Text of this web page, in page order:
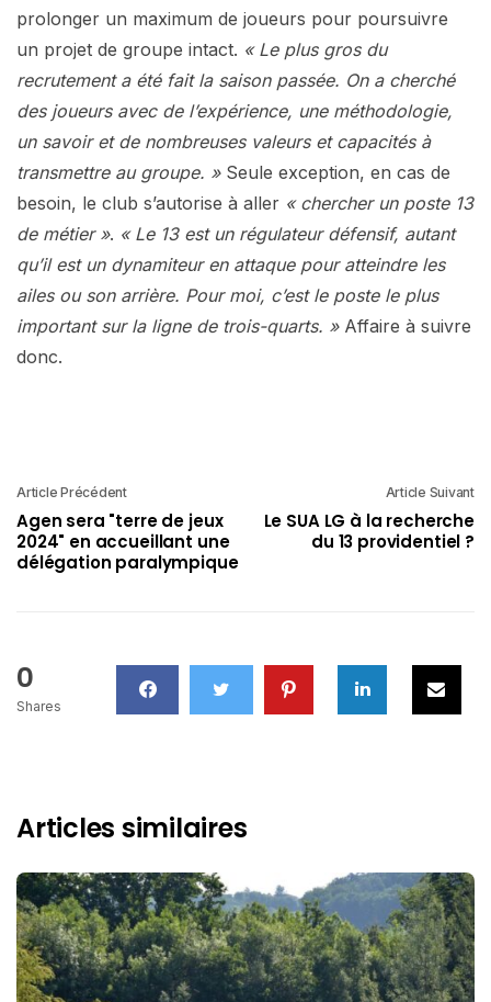
prolonger un maximum de joueurs pour poursuivre
un projet de groupe intact. « Le plus gros du
recrutement a été fait la saison passée. On a cherché
des joueurs avec de l’expérience, une méthodologie,
un savoir et de nombreuses valeurs et capacités à
transmettre au groupe. » Seule exception, en cas de
besoin, le club s’autorise à aller « chercher un poste 13
de métier ». « Le 13 est un régulateur défensif, autant
qu’il est un dynamiteur en attaque pour atteindre les
ailes ou son arrière. Pour moi, c’est le poste le plus
important sur la ligne de trois-quarts. »Affaire à suivre
donc.
Article Précédent
Agen sera "terre de jeux
2024" en accueillant une
délégation paralympique
Article Suivant
Le SUA LG à la recherche
du 13 providentiel ?
0
Shares
Articles similaires